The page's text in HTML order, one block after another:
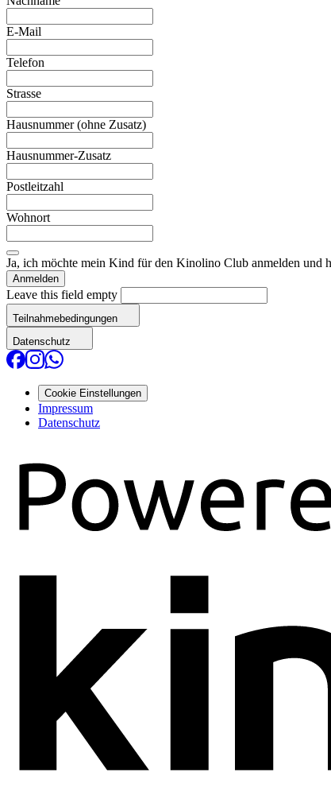
E-Mail
Telefon
Strasse
Hausnummer (ohne Zusatz)
Hausnummer-Zusatz
Postleitzahl
Wohnort
Ja, ich möchte mein Kind für den Kinolino Club anmelden und
Anmelden
Leave this field empty
Teilnahmebedingungen
Datenschutz
Cookie Einstellungen
Impressum
Datenschutz